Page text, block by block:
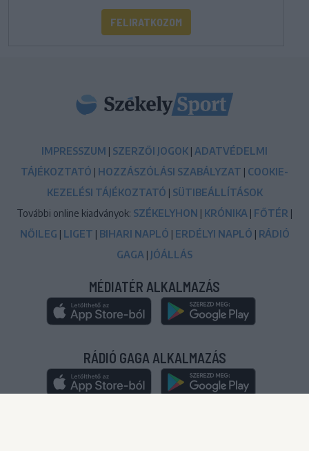
FELIRATKOZOM
IMPRESSZUM | SZERZŐI JOGOK | ADATVÉDELMI
TÁJÉKOZTATÓ | HOZZÁSZÓLÁSI SZABÁLYZAT | COOKIE-
KEZELÉSI TÁJÉKOZTATÓ | SÜTIBEÁLLÍTÁSOK
További online kiadványok: SZÉKELYHON | KRÓNIKA | FŐTÉR |
NŐILEG | LIGET | BIHARI NAPLÓ | ERDÉLYI NAPLÓ | RÁDIÓ
GAGA | JÓÁLLÁS
MÉDIATÉR ALKALMAZÁS
RÁDIÓ GAGA ALKALMAZÁS